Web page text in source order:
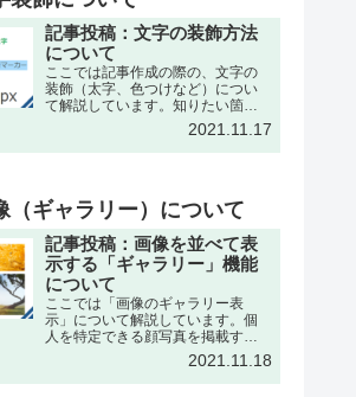
記事投稿：文字の装飾方法
について
ここでは記事作成の際の、文字の
装飾（太字、色つけなど）につい
て解説しています。知りたい箇所
を「詳細を表示」を選択して、手
順を確認して下さい。※記事の作
成・編集などの基本操作は下記の
い…
2021.11.17
ギャラリー）について
記事投稿：画像を並べて表
示する「ギャラリー」機能
について
ここでは「画像のギャラリー表
示」について解説しています。個
人を特定できる顔写真を掲載する
場合、被撮影者ご本人の了解をい
ただくか、または顔をぼかすなど
個人が特定できない加工を行うこ
2021.11.18